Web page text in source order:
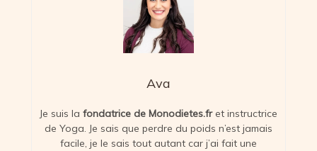
Ava
Je suis la fondatrice de Monodietes.fret instructrice
de Yoga. Je sais que perdre du poids n’est jamais
facile, je le sais tout autant car j’ai fait une